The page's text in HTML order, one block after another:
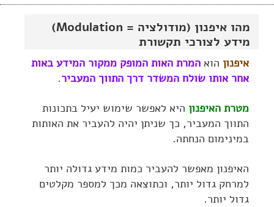
מהו איפנון (מודולציה = Modulation)
מידע לצורכי תקשורת
איפנון הוא המרת האות המופק ממקור המידע באות
אחר אותו שולח המשדר דרך התווך המעביר.
מטרת האיפנון היא לאפשר שימוש יעיל בתכונות
התווך המעביר, כך שניתן יהיה להעביר את האותות
במינימום הנחתה.
האיפנון מאפשר להעביר כמות מידע גדולה יותר
למרחק גדול יותר, וכתוצאה מכך למספר מקלטים
גדול יותר.